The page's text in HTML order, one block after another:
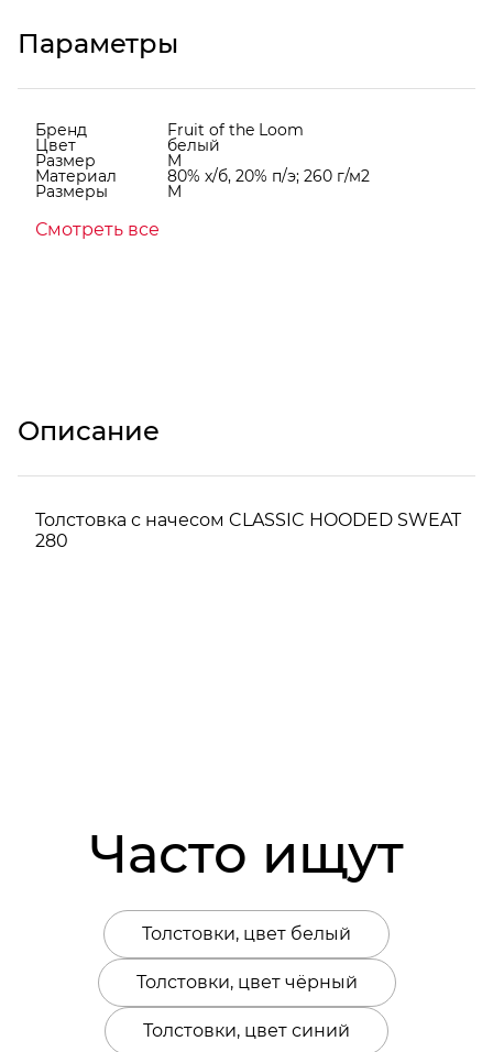
Параметры
Бренд Fruit of the Loom
Цвет белый
Размер M
Материал 80% х/б, 20% п/э; 260 г/м2
Размеры M
Смотреть все
Описание
Толстовка с начесом CLASSIC HOODED SWEAT
280
Часто ищут
Толстовки, цвет белый
Толстовки, цвет чёрный
Толстовки, цвет синий